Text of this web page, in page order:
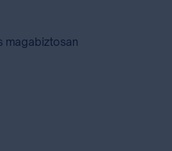
magabiztosan